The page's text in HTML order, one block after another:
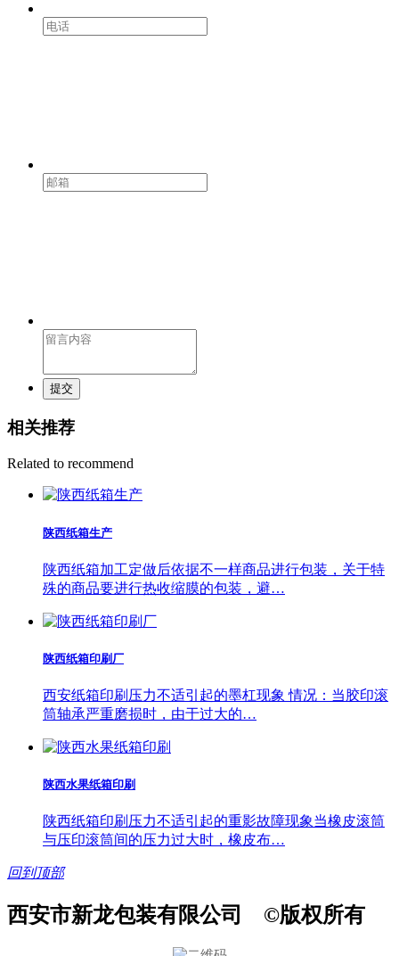
提交
相关推荐
Related to recommend
陕西纸箱生产
陕西纸箱加工定做后依据不一样商品进行包装，关于特
殊的商品要进行热收缩膜的包装，避…
陕西纸箱印刷厂
西安纸箱印刷压力不适引起的墨杠现象 情况：当胶印滚
筒轴承严重磨损时，由于过大的…
陕西水果纸箱印刷
陕西纸箱印刷压力不适引起的重影故障现象当橡皮滚筒
与压印滚筒间的压力过大时，橡皮布…
回到顶部
西安市新龙包装有限公司 ©版权所有